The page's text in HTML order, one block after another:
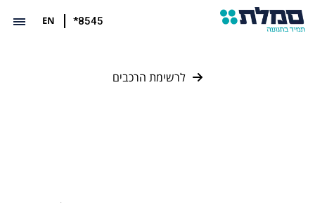
*8545
EN
לרשימת הרכבים